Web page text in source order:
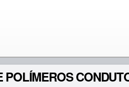
POLÍMEROS